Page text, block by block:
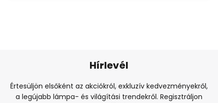
Hírlevél
Értesüljön elsőként az akciókról, exkluzív kedvezményekről,
a legújabb lámpa- és világítási trendekről. Regisztráljon